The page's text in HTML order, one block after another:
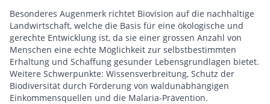
Besonderes Augenmerk richtet Biovision auf die nachhaltige
Landwirtschaft, welche die Basis für eine ökologische und
gerechte Entwicklung ist, da sie einer grossen Anzahl von
Menschen eine echte Möglichkeit zur selbstbestimmten
Erhaltung und Schaffung gesunder Lebensgrundlagen bietet.
Weitere Schwerpunkte: Wissensverbreitung, Schutz der
Biodiversität durch Förderung von waldunabhängigen
Einkommensquellen und die Malaria-Prävention.